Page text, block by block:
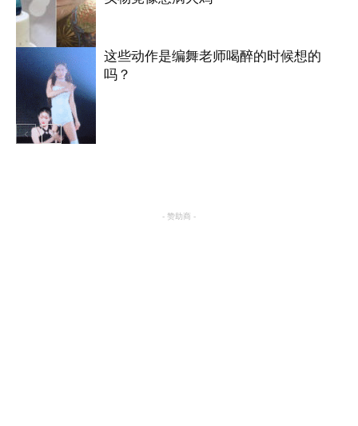
搞笑
国际
这些动作是编舞老师喝醉的时候想的
吗？
- 赞助商 -